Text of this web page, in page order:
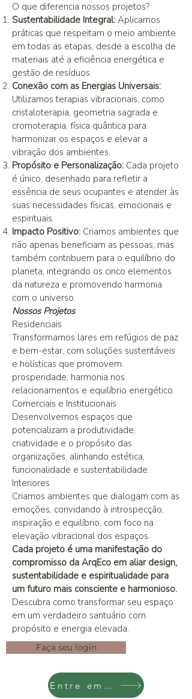
O que diferencia nossos projetos?
Sustentabilidade Integral: Aplicamos
práticas que respeitam o meio ambiente
em todas as etapas, desde a escolha de
materiais até a eficiência energética e
gestão de resíduos.
Conexão com as Energias Universais:
Utilizamos terapias vibracionais, como
cristaloterapia, geometria sagrada e
cromoterapia, física quântica para
harmonizar os espaços e elevar a
vibração dos ambientes.
Propósito e Personalização: Cada projeto
é único, desenhado para refletir a
essência de seus ocupantes e atender às
suas necessidades físicas, emocionais e
espirituais.
Impacto Positivo: Criamos ambientes que
não apenas beneficiam as pessoas, mas
também contribuem para o equilíbrio do
planeta, integrando os cinco elementos
da natureza e promovendo harmonia
com o universo.
Nossos Projetos
Residenciais
Transformamos lares em refúgios de paz
e bem-estar, com soluções sustentáveis
e holísticas que promovem
prosperidade, harmonia nos
relacionamentos e equilíbrio energético.
Comerciais e Institucionais
Desenvolvemos espaços que
potencializam a produtividade,
criatividade e o propósito das
organizações, alinhando estética,
funcionalidade e sustentabilidade.
Interiores
Criamos ambientes que dialogam com as
emoções, convidando à introspecção,
inspiração e equilíbrio, com foco na
elevação vibracional dos espaços.
Cada projeto é uma manifestação do
compromisso da ArqEco em aliar design,
sustentabilidade e espiritualidade para
um futuro mais consciente e harmonioso.
Descubra como transformar seu espaço
em um verdadeiro santuário com
propósito e energia elevada.
Faça seu login
Entre em contato